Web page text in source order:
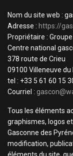
Nom du site web :
Adresse : https://
Propriétaire :
Centre national
378 route de Crieu
09100 Villeneuve du
tel : +33 5 61 60 15
Courriel :
Tous les éléments
graphismes, logos
Gasconne des
modification,